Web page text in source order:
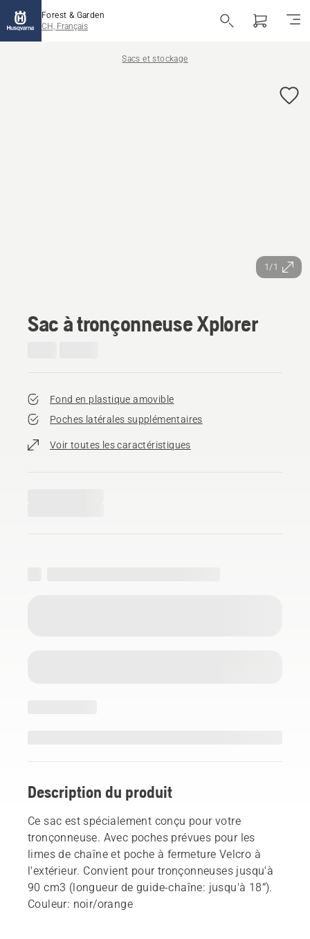
Forest & Garden
CH, Français
Sacs et stockage
1/1
Sac à tronçonneuse Xplorer
Fond en plastique amovible
Poches latérales supplémentaires
Voir toutes les caractéristiques
Description du produit
Ce sac est spécialement conçu pour votre
tronçonneuse. Avec poches prévues pour les
limes de chaîne et poche à fermeture Velcro à
l'extérieur. Convient pour tronçonneuses jusqu'à
90 cm3 (longueur de guide-chaîne: jusqu'à 18”).
Couleur: noir/orange